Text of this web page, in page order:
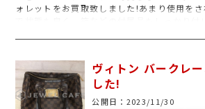
ォレットをお買取致しました!あまり使用を
で状態も良く、箱などの付属品もしっかり
高額買取をさせて頂きました! アンプラント
ンの象徴たる印が大きく刻印されており、か
大人らしく洗練されたデザインをしています
トはルイヴィトンでも多く見られるモデルで
から使用されている方もかず多くいらっしゃ
ヴィトン バークレ
した!
公開日： 2023/11/30